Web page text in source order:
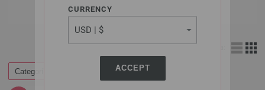
CURRENCY
ACCEPT
Categorías